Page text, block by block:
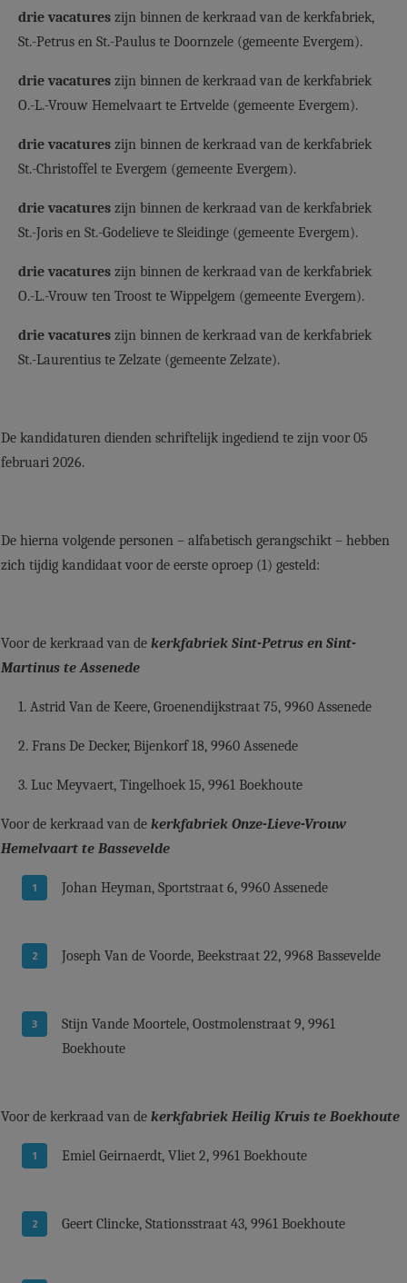
drie vacatures zijn binnen de kerkraad van de kerkfabriek,
St.-Petrus en St.-Paulus te Doornzele (gemeente Evergem).
drie vacatures zijn binnen de kerkraad van de kerkfabriek
O.-L.-Vrouw Hemelvaart te Ertvelde (gemeente Evergem).
drie vacatures zijn binnen de kerkraad van de kerkfabriek
St.-Christoffel te Evergem (gemeente Evergem).
drie vacatures zijn binnen de kerkraad van de kerkfabriek
St.-Joris en St.-Godelieve te Sleidinge (gemeente Evergem).
drie vacatures zijn binnen de kerkraad van de kerkfabriek
O.-L.-Vrouw ten Troost te Wippelgem (gemeente Evergem).
drie vacatures zijn binnen de kerkraad van de kerkfabriek
St.-Laurentius te Zelzate (gemeente Zelzate).
De kandidaturen dienden schriftelijk ingediend te zijn voor 05
februari 2026.
De hierna volgende personen – alfabetisch gerangschikt – hebben
zich tijdig kandidaat voor de eerste oproep (1) gesteld:
Voor de kerkraad van de kerkfabriek Sint-Petrus en Sint-
Martinus te Assenede
1. Astrid Van de Keere, Groenendijkstraat 75, 9960 Assenede
2. Frans De Decker, Bijenkorf 18, 9960 Assenede
3. Luc Meyvaert, Tingelhoek 15, 9961 Boekhoute
Voor de kerkraad van de kerkfabriek Onze-Lieve-Vrouw
Hemelvaart te Bassevelde
Johan Heyman, Sportstraat 6, 9960 Assenede
Joseph Van de Voorde, Beekstraat 22, 9968 Bassevelde
Stijn Vande Moortele, Oostmolenstraat 9, 9961
Boekhoute
Voor de kerkraad van de kerkfabriek Heilig Kruis te Boekhoute
Emiel Geirnaerdt, Vliet 2, 9961 Boekhoute
Geert Clincke, Stationsstraat 43, 9961 Boekhoute